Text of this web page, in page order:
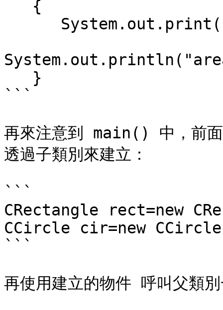
```
再來注意到 main() 中，前面
透過子類別來建立：
```
CRectangle rect=new
CCircle cir=new
```
再使用建立的物件 呼叫父